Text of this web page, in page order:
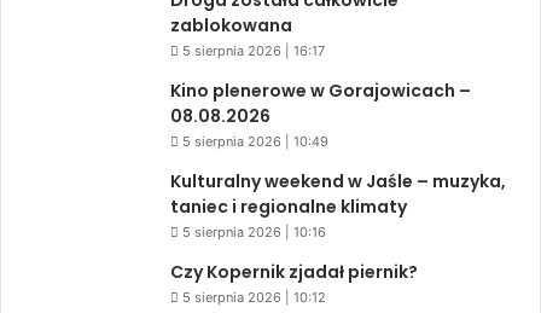
zablokowana
5 sierpnia 2026 | 16:17
Kino plenerowe w Gorajowicach –
08.08.2026
5 sierpnia 2026 | 10:49
Kulturalny weekend w Jaśle – muzyka,
taniec i regionalne klimaty
5 sierpnia 2026 | 10:16
Czy Kopernik zjadał piernik?
5 sierpnia 2026 | 10:12